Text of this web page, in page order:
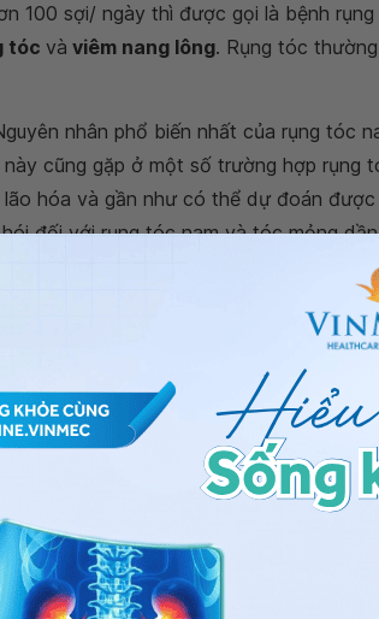
100 sợi/ ngày thì được gọi là bệnh
tóc và viêm nang lông. Rụng tóc
nhân phổ biến nhất của rụng tóc
cũng gặp ở một số trường hợp rụng
hóa và gần như có thể dự đoán
đối với rụng tóc nam và tóc mỏng
Một loạt các rối loạn liên quan đến
gồm thay đổi nội tiết tố trong thai kỳ,
nguyên nhân từ bệnh lý bao gồm
đầu như khi nhiễm giun đũa và một
tóc có thể gây ra do tác dụng phụ của
viêm khớp, trầm cảm, thuốc dùng
cơ không thể mọc lại như trước;
trạng tóc rụng nhiều sau khi nhận
hiện tạm thời;